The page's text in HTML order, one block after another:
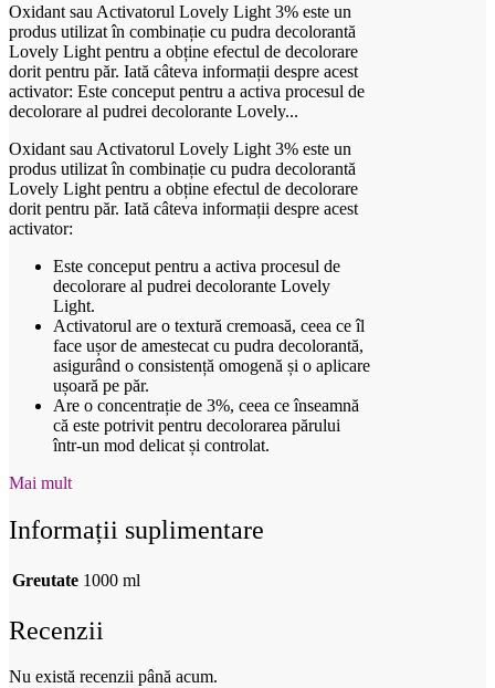
Oxidant sau Activatorul Lovely Light 3% este un
produs utilizat în combinație cu pudra decolorantă
Lovely Light pentru a obține efectul de decolorare
dorit pentru păr. Iată câteva informații despre acest
activator: Este conceput pentru a activa procesul de
decolorare al pudrei decolorante Lovely...
Oxidant sau Activatorul Lovely Light 3% este un
produs utilizat în combinație cu pudra decolorantă
Lovely Light pentru a obține efectul de decolorare
dorit pentru păr. Iată câteva informații despre acest
activator:
Este conceput pentru a activa procesul de
decolorare al pudrei decolorante Lovely
Light.
Activatorul are o textură cremoasă, ceea ce îl
face ușor de amestecat cu pudra decolorantă,
asigurând o consistență omogenă și o aplicare
ușoară pe păr.
Are o concentrație de 3%, ceea ce înseamnă
că este potrivit pentru decolorarea părului
într-un mod delicat și controlat.
Mai mult
Informații suplimentare
Greutate 1000 ml
Recenzii
Nu există recenzii până acum.